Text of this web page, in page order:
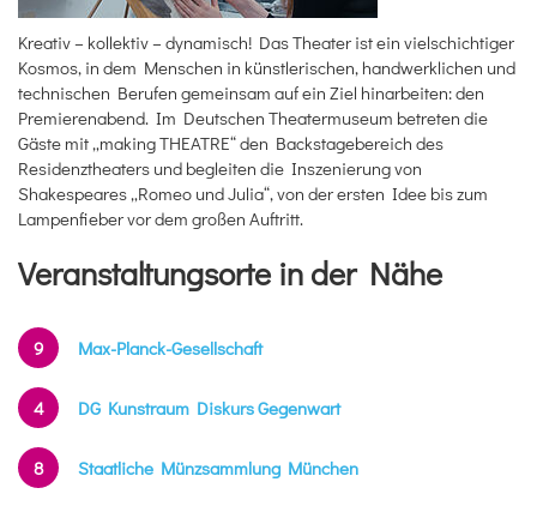
Kreativ – kollektiv – dynamisch! Das Theater ist ein vielschichtiger
Kosmos, in dem Menschen in künstlerischen, handwerklichen und
technischen Berufen gemeinsam auf ein Ziel hinarbeiten: den
Premierenabend. Im Deutschen Theatermuseum betreten die
Gäste mit „making THEATRE“ den Backstagebereich des
Residenztheaters und begleiten die Inszenierung von
Shakespeares „Romeo und Julia“, von der ersten Idee bis zum
Lampenfieber vor dem großen Auftritt.
Veranstaltungsorte in der Nähe
9 Max-Planck-Gesellschaft
4 DG Kunstraum Diskurs Gegenwart
8 Staatliche Münzsammlung München